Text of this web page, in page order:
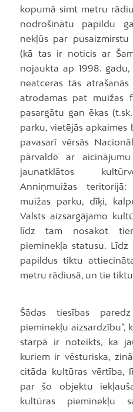
kopumā simt metru
nodrošinātu papildu
nekļūs par
(kā tas ir noticis ar
nojaukta ap 1998.
neatceras tās
atrodamas pat muižas
pasargātu gan ēkas
parku, vietējās apkaimes
pavasarī vērsās
pārvaldē ar
jaunatklātos
Anniņmuižas
muižas parku, dīķi,
Valsts aizsargājamo
līdz tam nosakot
pieminekļa statusu.
papildus tiktu
metru rādiusā, un tie
Šādas tiesības
pieminekļu aizsardzību”,
starpā ir noteikts, ka
kuriem ir vēsturiska,
citāda kultūras vērtība,
par šo objektu
kultūras pieminekļu